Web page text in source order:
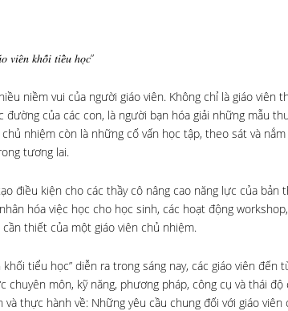
𝑘ℎ𝑜̂́𝑖 𝑡𝑖𝑒̂̉𝑢 ℎ𝑜̣𝑐”
niềm vui của người giáo viên. Không chỉ là giáo viên
đường của các con, là người bạn hóa giải những mẫu
nhiệm còn là những cố vấn học tập, theo sát và
tương lai.
điều kiện cho các thầy cô nâng cao năng lực của bản
hóa việc học cho học sinh, các hoạt động
thiết của một giáo viên chủ nhiệm.
tiểu học” diễn ra trong sáng nay, các giáo viên đến
môn, kỹ năng, phương pháp, công cụ và thái
thực hành về: Những yêu cầu chung đối với giáo viên